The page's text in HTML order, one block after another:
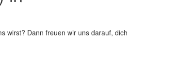
wirst? Dann freuen wir uns darauf, dich